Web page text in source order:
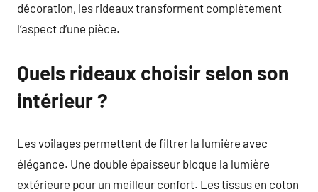
décoration, les rideaux transforment complètement
l’aspect d’une pièce.
Quels rideaux choisir selon son
intérieur ?
Les voilages permettent de filtrer la lumière avec
élégance. Une double épaisseur bloque la lumière
extérieure pour un meilleur confort. Les tissus en coton